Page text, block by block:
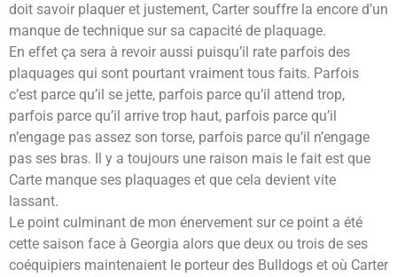
doit savoir plaquer et justement, Carter souffre la encore d’un
manque de technique sur sa capacité de plaquage.
En effet ça sera à revoir aussi puisqu’il rate parfois des
plaquages qui sont pourtant vraiment tous faits. Parfois
c’est parce qu’il se jette, parfois parce qu’il attend trop,
parfois parce qu’il arrive trop haut, parfois parce qu’il
n’engage pas assez son torse, parfois parce qu’il n’engage
pas ses bras. Il y a toujours une raison mais le fait est que
Carte manque ses plaquages et que cela devient vite
lassant.
Le point culminant de mon énervement sur ce point a été
cette saison face à Georgia alors que deux ou trois de ses
coéquipiers maintenaient le porteur des Bulldogs et où Carter